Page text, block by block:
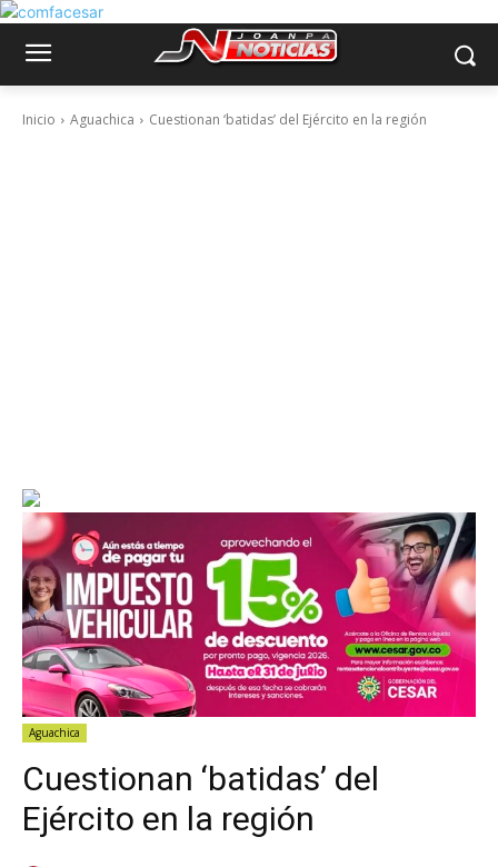
Inicio Aguachica Cuestionan ‘batidas’ del Ejército en la región
Aguachica
Cuestionan ‘batidas’ del
Ejército en la región